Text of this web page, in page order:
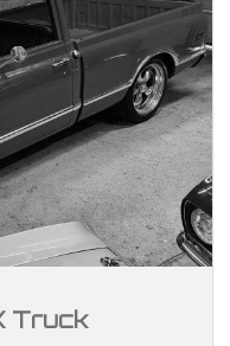
Truck